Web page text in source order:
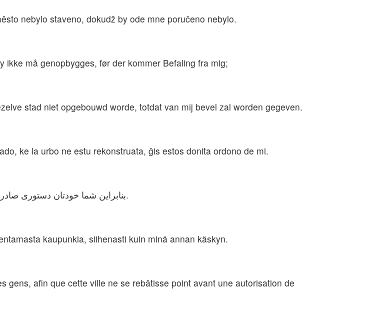
nebylo staveno, dokudž by ode mne poručeno nebylo.
må genopbygges, før der kommer Befaling fra mig;
stad niet opgebouwd worde, totdat van mij bevel zal worden gegeven.
ke la urbo ne estu rekonstruata, ĝis estos donita ordono de mi.
بنابراین شما خودتان دستوری صادر کنید و تا دستور بعدی از جانب من، از بازسازی شهر جلوگیری کنید.
kaupunkia, siihenasti kuin minä annan käskyn.
gens, afin que cette ville ne se rebâtisse point avant une autorisation de